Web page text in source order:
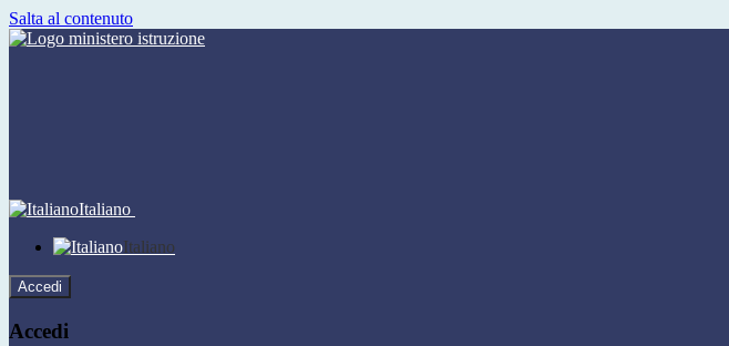
Salta al contenuto
Italiano
Italiano
Accedi
Accedi